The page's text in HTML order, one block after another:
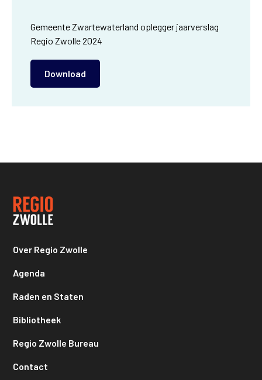
Gemeente Zwartewaterland oplegger jaarverslag
Regio Zwolle 2024
Download
Over Regio Zwolle
Agenda
Raden en Staten
Bibliotheek
Regio Zwolle Bureau
Contact